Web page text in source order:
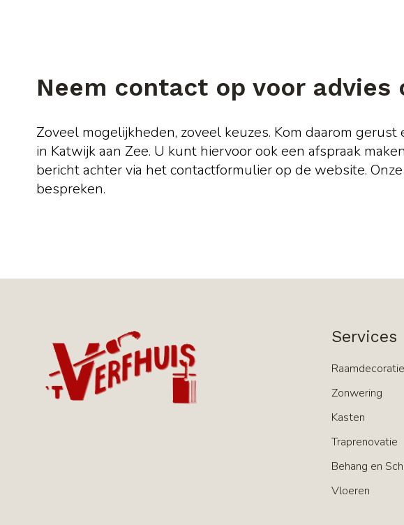
Neem contact op voor
Zoveel mogelijkheden, zoveel keuzes. Kom daarom
in Katwijk aan Zee. U kunt hiervoor ook een afspraak
bericht achter via het contactformulier op de website.
bespreken.
Services
Raamdecoratie
Zonwering
Kasten
Traprenovatie
Behang en
Vloeren